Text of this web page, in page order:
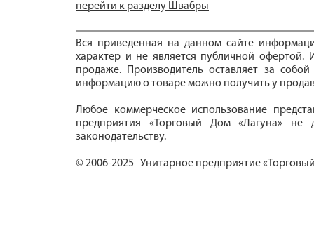
перейти к разделу Швабры
Вся приведенная на данном сайте
характер и не является публичной офертой.
продаже. Производитель оставляет за
информацию о товаре можно получить у
Любое коммерческое использование
предприятия «Торговый Дом «Лагуна» не
законодательству.
© 2006-2025 Унитарное предприятие